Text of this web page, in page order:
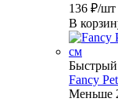
136 ₽/шт
В
Fancy
Меньше